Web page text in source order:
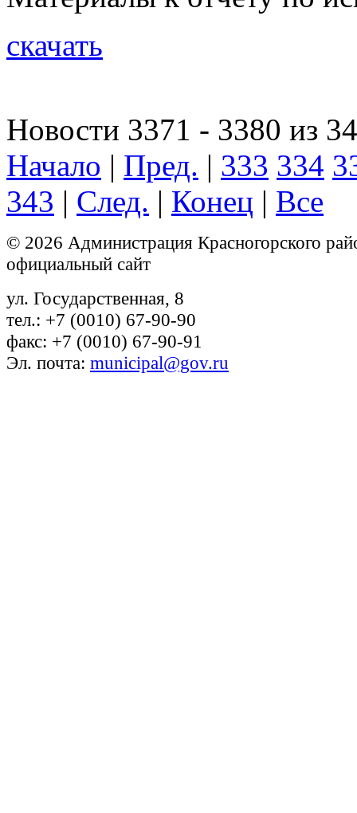
скачать
Новости 3371 - 3380 из
Начало | Пред. | 333 334
343 | След. | Конец | Все
© 2026 Администрация Красногорского
официальный сайт
ул. Государственная, 8
тел.: +7 (0010) 67-90-90
факс: +7 (0010) 67-90-91
Эл. почта: municipal@gov.ru